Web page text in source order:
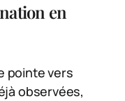
en
pointe vers
observées,